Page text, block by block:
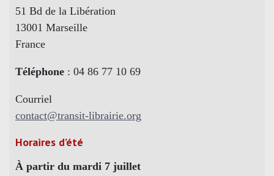
51 Bd de la Libération
13001 Marseille
France
Téléphone : 04 86 77 10 69
Courriel
contact@transit-librairie.org
Horaires d’été
À partir du mardi 7 juillet